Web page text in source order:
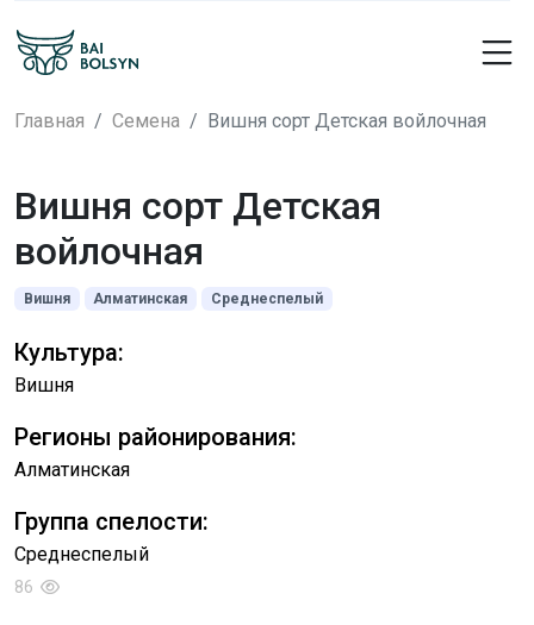
Главная Семена Вишня сорт Детская войлочная
Вишня сорт Детская
войлочная
Вишня Алматинская Среднеспелый
Культура:
Вишня
Регионы районирования:
Алматинская
Группа спелости:
Среднеспелый
86